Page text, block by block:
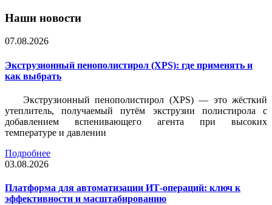
Наши новости
07.08.2026
Экструзионный пенополистирол (XPS): где применять и
как выбрать
Экструзионный пенополистирол (XPS) — это жёсткий
утеплитель, получаемый путём экструзии полистирола с
добавлением вспенивающего агента при высоких
температуре и давлении
Подробнее
03.08.2026
Платформа для автоматизации ИТ-операций: ключ к
эффективности и масштабированию